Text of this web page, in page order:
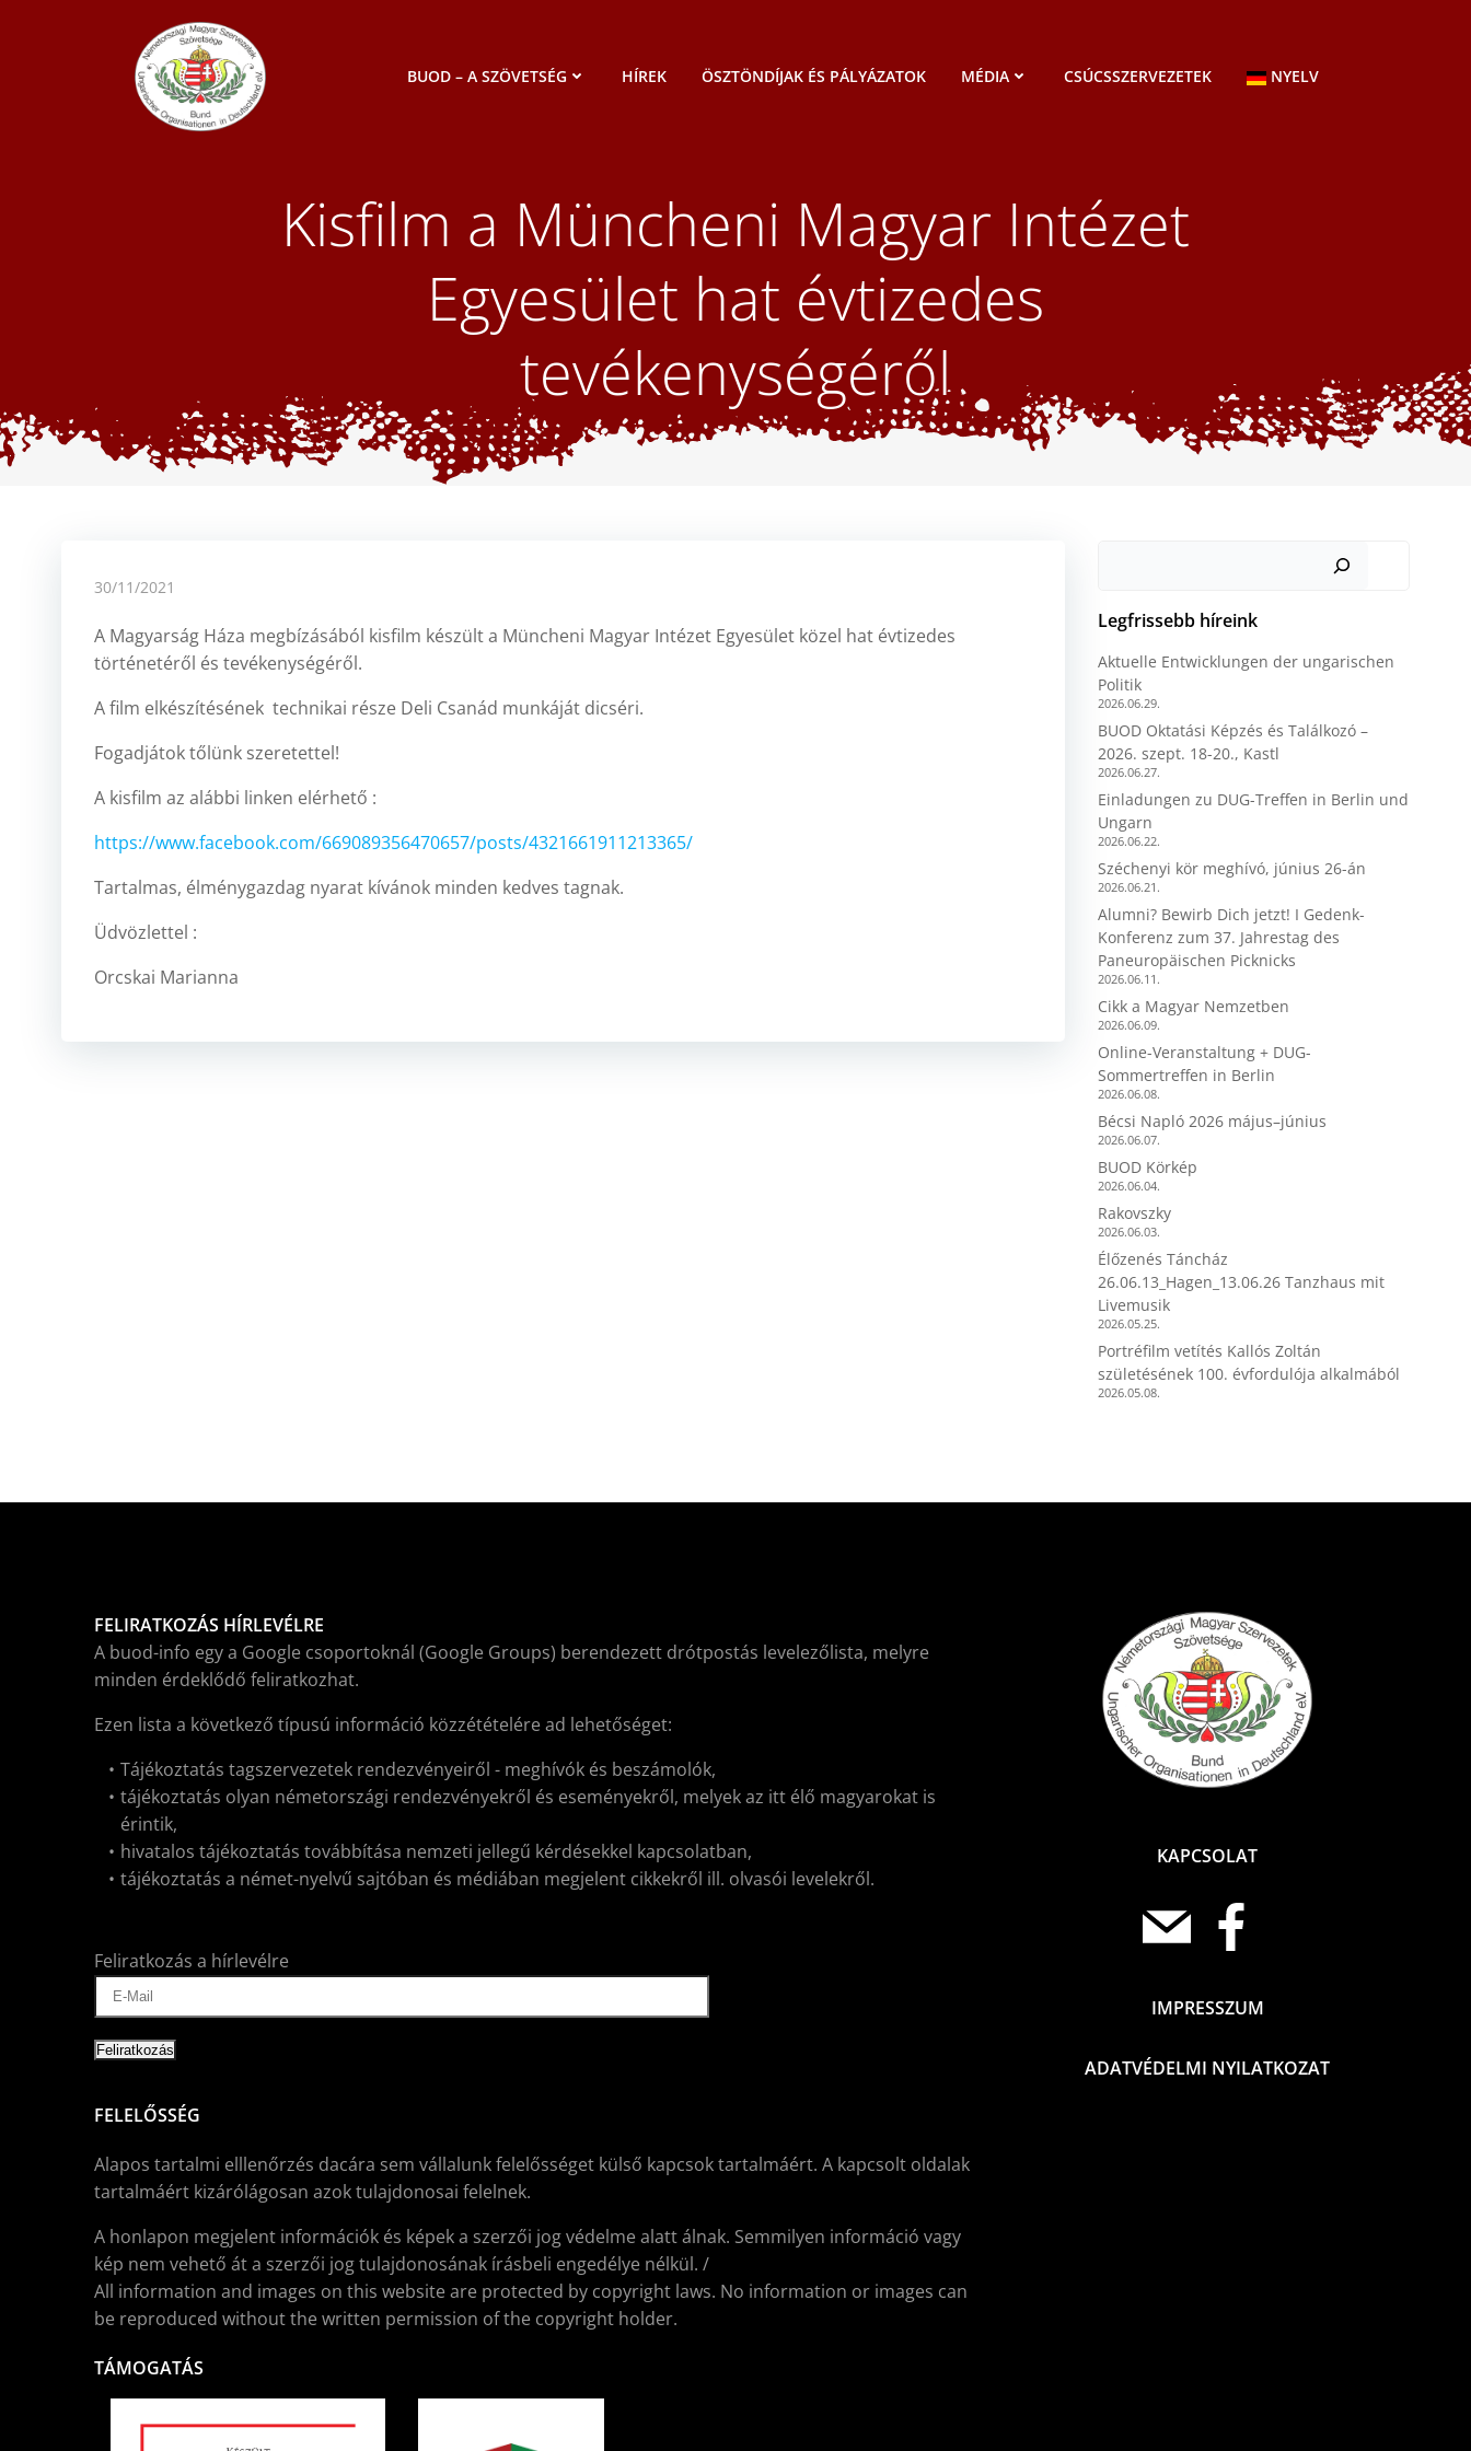
BUOD – A SZÖVETSÉG HÍREK ÖSZTÖNDÍJAK ÉS PÁLYÁZATOK MÉDIA CSÚCSSZERVEZETEK NYELV
Kisfilm a Müncheni Magyar Intézet
Egyesület hat évtizedes
tevékenységéről
30/11/2021
A Magyarság Háza megbízásából kisfilm készült a Müncheni Magyar Intézet Egyesület közel hat évtizedes
történetéről és tevékenységéről.
A film elkészítésének technikai része Deli Csanád munkáját dicséri.
Fogadjátok tőlünk szeretettel!
A kisfilm az alábbi linken elérhető :
https://www.facebook.com/669089356470657/posts/4321661911213365/
Tartalmas, élménygazdag nyarat kívánok minden kedves tagnak.
Üdvözlettel :
Orcskai Marianna
Legfrissebb híreink
Aktuelle Entwicklungen der ungarischen
Politik
2026.06.29.
BUOD Oktatási Képzés és Találkozó –
2026. szept. 18-20., Kastl
2026.06.27.
Einladungen zu DUG-Treffen in Berlin und
Ungarn
2026.06.22.
Széchenyi kör meghívó, június 26-án
2026.06.21.
Alumni? Bewirb Dich jetzt! I Gedenk-
Konferenz zum 37. Jahrestag des
Paneuropäischen Picknicks
2026.06.11.
Cikk a Magyar Nemzetben
2026.06.09.
Online-Veranstaltung + DUG-
Sommertreffen in Berlin
2026.06.08.
Bécsi Napló 2026 május–június
2026.06.07.
BUOD Körkép
2026.06.04.
Rakovszky
2026.06.03.
Élőzenés Táncház
26.06.13_Hagen_13.06.26 Tanzhaus mit
Livemusik
2026.05.25.
Portréfilm vetítés Kallós Zoltán
születésének 100. évfordulója alkalmából
2026.05.08.
FELIRATKOZÁS HÍRLEVÉLRE
A buod-info egy a Google csoportoknál (Google Groups) berendezett drótpostás levelezőlista, melyre
minden érdeklődő feliratkozhat.
Ezen lista a következő típusú információ közzétételére ad lehetőséget:
Tájékoztatás tagszervezetek rendezvényeiről - meghívók és beszámolók,
tájékoztatás olyan németországi rendezvényekről és eseményekről, melyek az itt élő magyarokat is
érintik,
hivatalos tájékoztatás továbbítása nemzeti jellegű kérdésekkel kapcsolatban,
tájékoztatás a német-nyelvű sajtóban és médiában megjelent cikkekről ill. olvasói levelekről.
Feliratkozás a hírlevélre
FELELŐSSÉG
Alapos tartalmi elllenőrzés dacára sem vállalunk felelősséget külső kapcsok tartalmáért. A kapcsolt oldalak
tartalmáért kizárólágosan azok tulajdonosai felelnek.
A honlapon megjelent információk és képek a szerzői jog védelme alatt álnak. Semmilyen információ vagy
kép nem vehető át a szerzői jog tulajdonosának írásbeli engedélye nélkül. /
All information and images on this website are protected by copyright laws. No information or images can
be reproduced without the written permission of the copyright holder.
TÁMOGATÁS
KAPCSOLAT
IMPRESSZUM
ADATVÉDELMI NYILATKOZAT